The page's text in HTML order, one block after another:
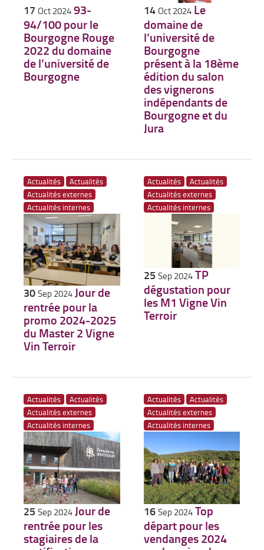
17 Oct 202493-
94/100 pour le
Bourgogne Rouge
2022 du domaine
de l’université de
Bourgogne
14Oct 2024 Le
domaine de
l’université de
Bourgogne
présent à la 18ème
édition du salon
des vignerons
indépendants de
Bourgogne et du
Jura
Actualités
Actualités
Actualités externes
Actualités internes
30Sep 2024Jour de
rentrée pour la
promo 2024-2025
du Master 2 Vigne
Vin Terroir
Actualités
Actualités
Actualités externes
Actualités internes
25 Sep 2024 TP
dégustation pour
les M1 Vigne Vin
Terroir
Actualités
Actualités
Actualités externes
Actualités internes
25 Sep 2024Jour de
rentrée pour les
stagiaires de la
Actualités
Actualités
Actualités externes
Actualités internes
16Sep 2024 Top
départ pour les
vendanges 2024